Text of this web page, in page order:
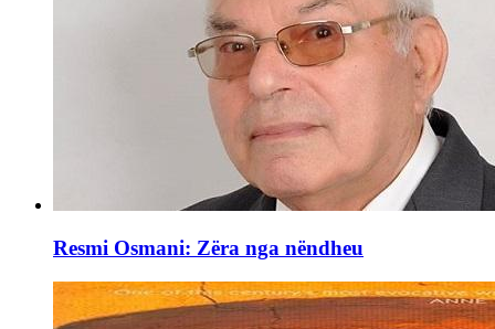
Resmi Osmani: Zëra nga nëndheu